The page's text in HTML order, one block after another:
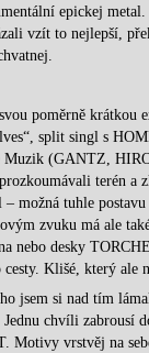
epickej
vzít to nejlepší,
poměrně krátkou
split singl s
Muzik (GANTZ,
terén a
možná tuhle
zvuku má ale
desky
cesty. Klišé, který
jsem si nad tím
chvíli zabrousí
vrstvěj na